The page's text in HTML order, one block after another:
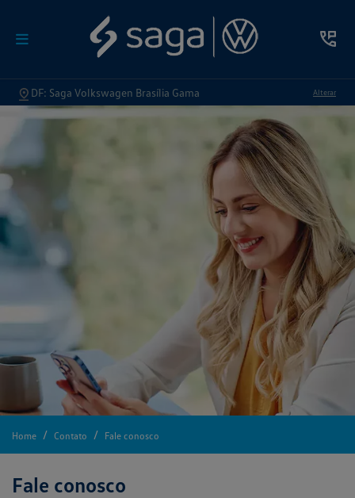
DF: Saga Volkswagen Brasília Gama Alterar
Home Contato Fale conosco
Fale conosco